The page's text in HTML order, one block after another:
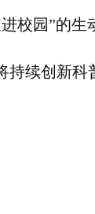
校园”的
续创新